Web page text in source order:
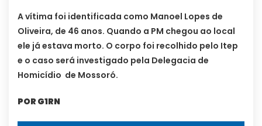
A vítima foi identificada como Manoel Lopes de
Oliveira, de 46 anos. Quando a PM chegou ao local
ele já estava morto. O corpo foi recolhido pelo Itep
e o caso será investigado pela Delegacia de
Homicídio de Mossoró.
POR G1RN